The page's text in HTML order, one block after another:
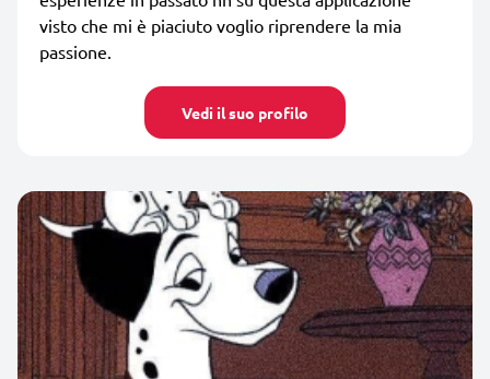
visto che mi è piaciuto voglio riprendere la mia
passione.
Vedi il suo profilo